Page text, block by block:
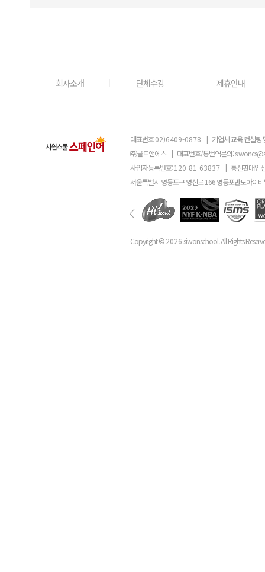
회사소개 단체수강 제휴안내
대표번호02)6409-0878 | 기업체 교육 컨설팅
㈜골드앤에스 | 대표번호/통번역문의:
사업자등록번호:120-81-63837 | 통신판매업
서울특별시 영등포구 영신로 166 영등포반도아이
Copyright ©2026 siwonschool. All Rights